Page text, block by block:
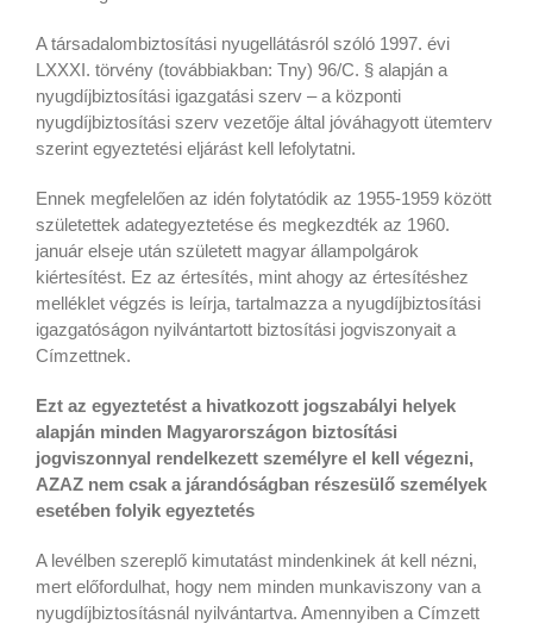
A társadalombiztosítási nyugellátásról szóló 1997. évi
LXXXI. törvény (továbbiakban: Tny) 96/C. § alapján a
nyugdíjbiztosítási igazgatási szerv – a központi
nyugdíjbiztosítási szerv vezetője által jóváhagyott ütemterv
szerint egyeztetési eljárást kell lefolytatni.
Ennek megfelelően az idén folytatódik az 1955-1959 között
születettek adategyeztetése és megkezdték az 1960.
január elseje után született magyar állampolgárok
kiértesítést. Ez az értesítés, mint ahogy az értesítéshez
melléklet végzés is leírja, tartalmazza a nyugdíjbiztosítási
igazgatóságon nyilvántartott biztosítási jogviszonyait a
Címzettnek.
Ezt az egyeztetést a hivatkozott jogszabályi helyek
alapján minden Magyarországon biztosítási
jogviszonnyal rendelkezett személyre el kell végezni,
AZAZ nem csak a járandóságban részesülő személyek
esetében folyik egyeztetés
A levélben szereplő kimutatást mindenkinek át kell nézni,
mert előfordulhat, hogy nem minden munkaviszony van a
nyugdíjbiztosításnál nyilvántartva. Amennyiben a Címzett